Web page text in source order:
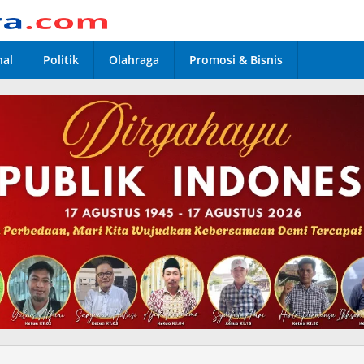
Politik Olahraga Promosi & Bisnis